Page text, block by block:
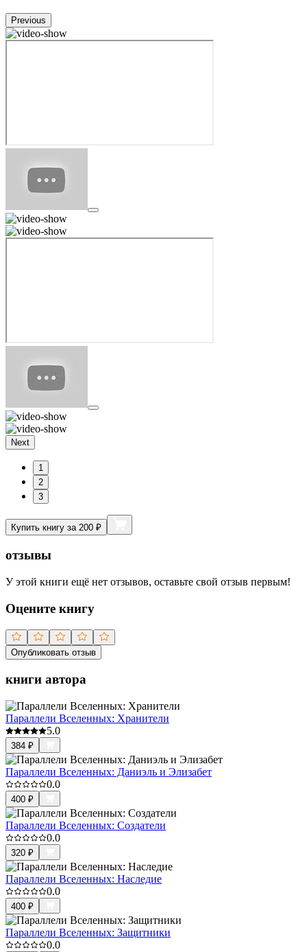
Previous
Next
1
2
3
Купить книгу за 200 ₽
отзывы
У этой книги ещё нет отзывов, оставьте свой отзыв первым!
Оцените книгу
Опубликовать отзыв
книги автора
Параллели Вселенных: Хранители
5.0
384 ₽
Параллели Вселенных: Даниэль и Элизабет
0.0
400 ₽
Параллели Вселенных: Создатели
0.0
320 ₽
Параллели Вселенных: Наследие
0.0
400 ₽
Параллели Вселенных: Защитники
0.0